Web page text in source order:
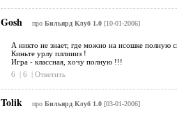
Gosh про Бильярд Клуб 1.0[10-01-2006]
А никто не знает, где можно на исошке полную
Киньте урлу пллиииз !
Игра - классная, хочу полную !!!
6
| 6 | Ответить
Tolik про Бильярд Клуб 1.0[03-01-2006]